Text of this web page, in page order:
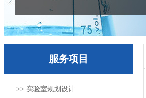
服务项目
>> 实验室规划设计